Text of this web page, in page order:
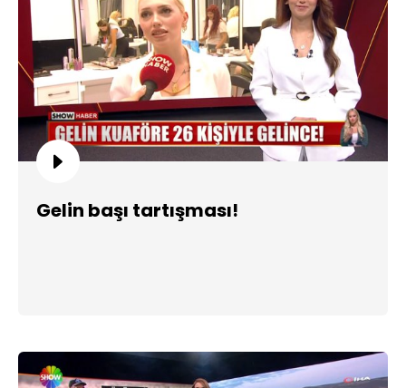
Gelin başı tartışması!